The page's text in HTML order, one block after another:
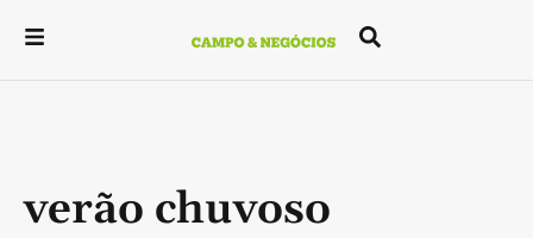
verão chuvoso